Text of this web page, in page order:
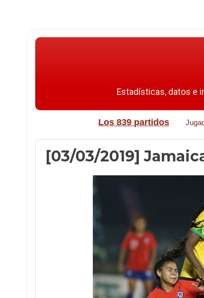
Estadísticas, datos e
Los 839 partidos
[03/03/2019]